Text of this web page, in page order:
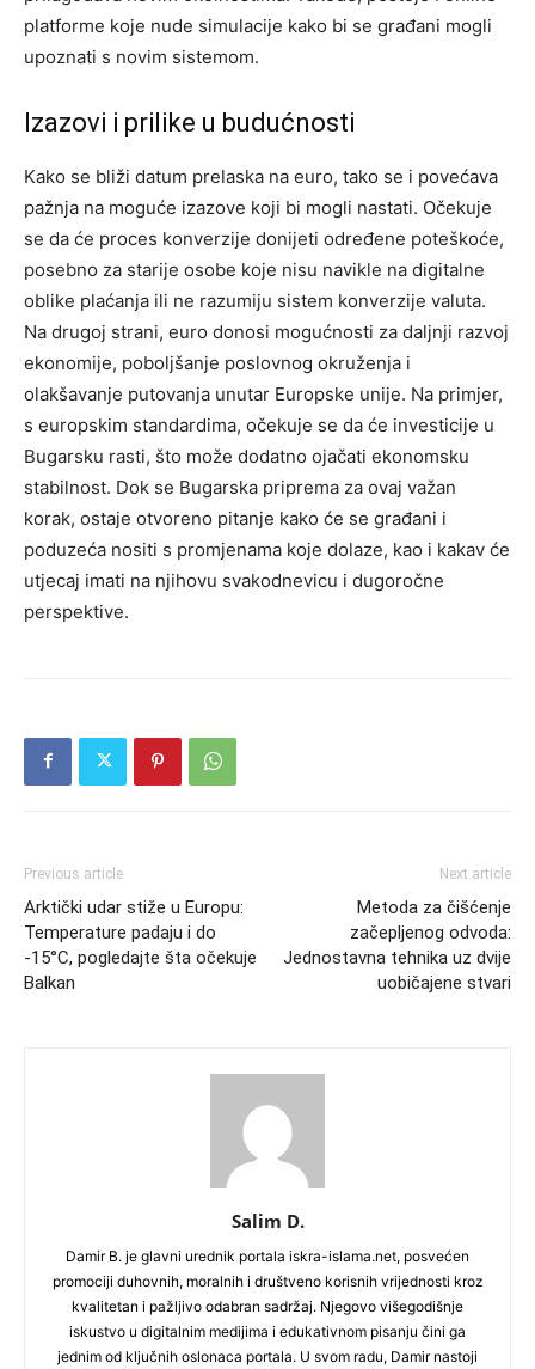
platforme koje nude simulacije kako bi se građani mogli
upoznati s novim sistemom.
Izazovi i prilike u budućnosti
Kako se bliži datum prelaska na euro, tako se i povećava
pažnja na moguće izazove koji bi mogli nastati. Očekuje
se da će proces konverzije donijeti određene poteškoće,
posebno za starije osobe koje nisu navikle na digitalne
oblike plaćanja ili ne razumiju sistem konverzije valuta.
Na drugoj strani, euro donosi mogućnosti za daljnji razvoj
ekonomije, poboljšanje poslovnog okruženja i
olakšavanje putovanja unutar Europske unije. Na primjer,
s europskim standardima, očekuje se da će investicije u
Bugarsku rasti, što može dodatno ojačati ekonomsku
stabilnost. Dok se Bugarska priprema za ovaj važan
korak, ostaje otvoreno pitanje kako će se građani i
poduzeća nositi s promjenama koje dolaze, kao i kakav će
utjecaj imati na njihovu svakodnevicu i dugoročne
perspektive.
Previous article
Arktički udar stiže u Europu:
Temperature padaju i do
-15°C, pogledajte šta očekuje
Balkan
Next article
Metoda za čišćenje
začepljenog odvoda:
Jednostavna tehnika uz dvije
uobičajene stvari
Salim D.
Damir B. je glavni urednik portala iskra-islama.net, posvećen
promociji duhovnih, moralnih i društveno korisnih vrijednosti kroz
kvalitetan i pažljivo odabran sadržaj. Njegovo višegodišnje
iskustvo u digitalnim medijima i edukativnom pisanju čini ga
jednim od ključnih oslonaca portala. U svom radu, Damir nastoji